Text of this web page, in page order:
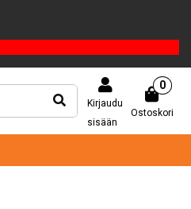
Kirjaudu
sisään
Ostoskori
0